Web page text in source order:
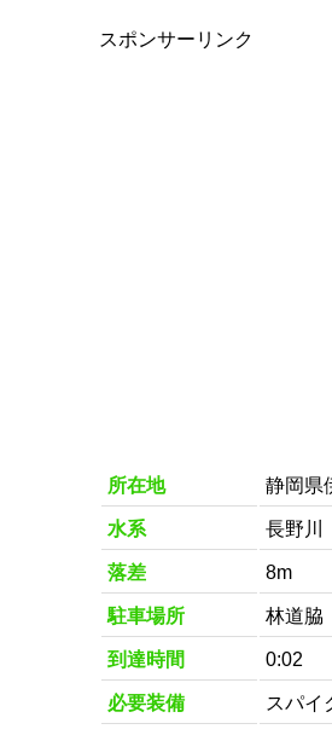
スポンサーリンク
所在地 静岡県
水系 長野川
落差 8m
駐車場所 林道脇
到達時間 0:02
必要装備 スパイ